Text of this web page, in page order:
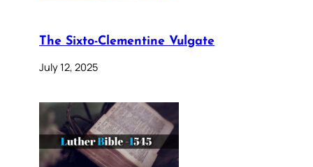
The Sixto-Clementine Vulgate
July 12, 2025